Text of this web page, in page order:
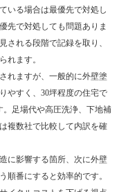
いる場合は最優先で対処し
先で対処しても問題ありま
される段階で記録を取り、
れます。
れますが、一般的に外壁塗
やすく、30坪程度の住宅で
。足場代や高圧洗浄、下地補
複数社で比較して内訳を確
に影響する箇所、次に外壁
順番にすると効率的です。